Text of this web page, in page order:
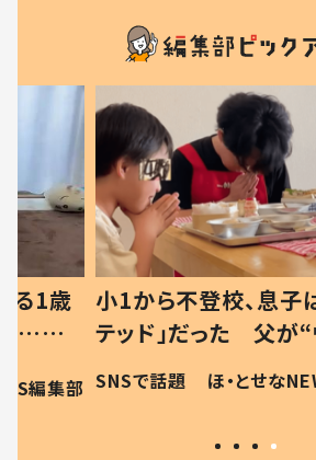
る1歳
…母
現行
編集部
小1から不登校、息子
テッド」だった 父が
食”を作り続ける理由
和の親 #令和の子
SNSで話題 ほ・とせな